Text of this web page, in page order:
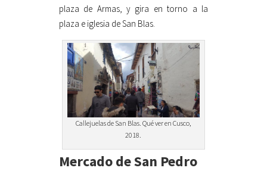
plaza de Armas, y gira en torno a la
plaza e iglesia de San Blas.
Callejuelas de San Blas. Qué ver en Cusco,
2018.
Mercado de San Pedro